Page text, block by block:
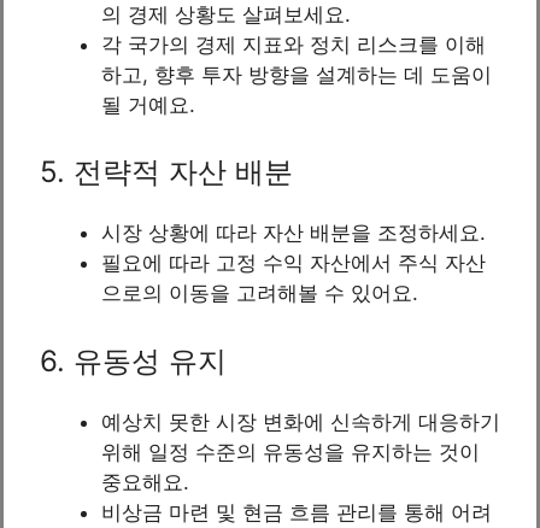
의 경제 상황도 살펴보세요.
각 국가의 경제 지표와 정치 리스크를 이해
하고, 향후 투자 방향을 설계하는 데 도움이
될 거예요.
5. 전략적 자산 배분
시장 상황에 따라 자산 배분을 조정하세요.
필요에 따라 고정 수익 자산에서 주식 자산
으로의 이동을 고려해볼 수 있어요.
6. 유동성 유지
예상치 못한 시장 변화에 신속하게 대응하기
위해 일정 수준의 유동성을 유지하는 것이
중요해요.
비상금 마련 및 현금 흐름 관리를 통해 어려